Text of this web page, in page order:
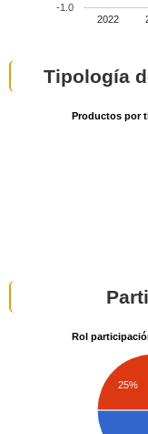
2022
-1.0
Tipología
Productos por
Rol
25%